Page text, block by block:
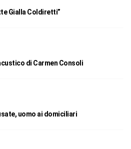
Gialla Coldiretti”
di Carmen Consoli
uomo ai domiciliari